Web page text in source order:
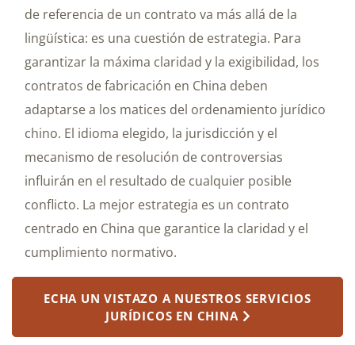
de referencia de un contrato va más allá de la
lingüística: es una cuestión de estrategia. Para
garantizar la máxima claridad y la exigibilidad, los
contratos de fabricación en China deben
adaptarse a los matices del ordenamiento jurídico
chino. El idioma elegido, la jurisdicción y el
mecanismo de resolución de controversias
influirán en el resultado de cualquier posible
conflicto. La mejor estrategia es un contrato
centrado en China que garantice la claridad y el
cumplimiento normativo.
ECHA UN VISTAZO A NUESTROS SERVICIOS
JURÍDICOS EN CHINA